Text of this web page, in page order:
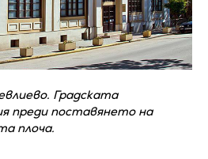
Градската
преди поставянето на
плоча.